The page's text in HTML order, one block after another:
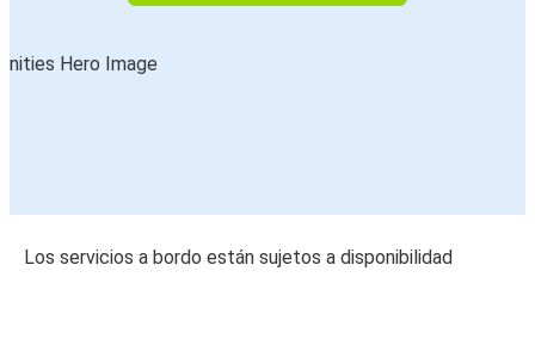
Los servicios a bordo están sujetos a disponibilidad